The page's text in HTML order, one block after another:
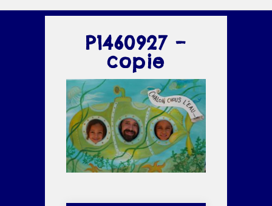
P1460927 –
copie